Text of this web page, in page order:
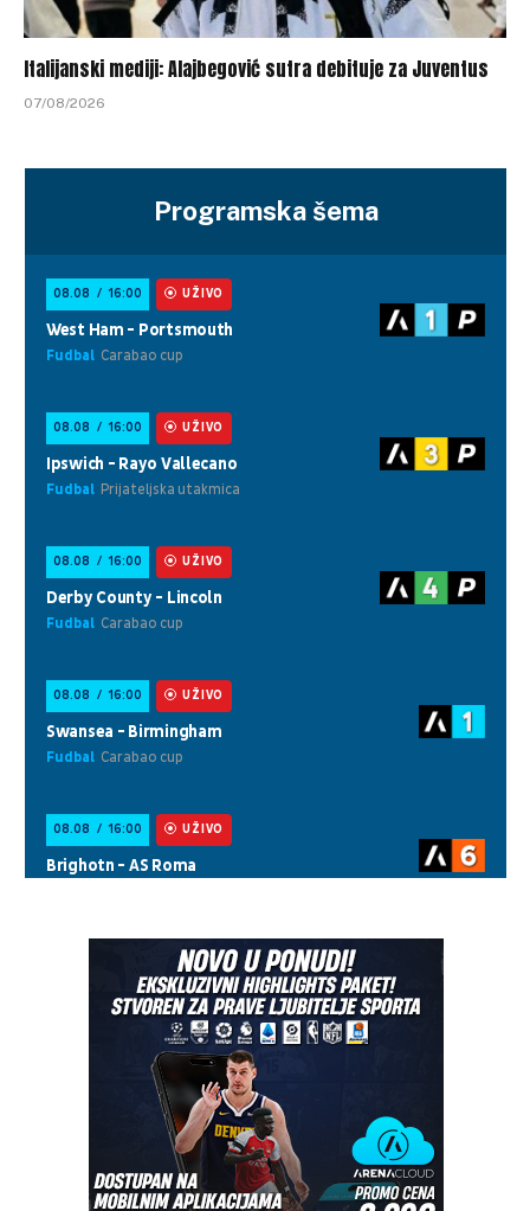
Italijanski mediji: Alajbegović sutra debituje za Juventus
07/08/2026
Programska šema